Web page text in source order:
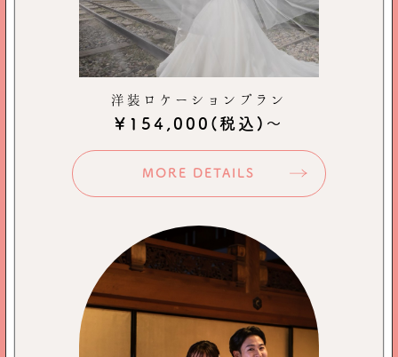
洋装ロケーションプラン
￥154,000 (税込)～
MORE DETAILS